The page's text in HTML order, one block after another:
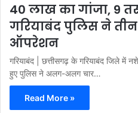
40 लाख का गांजा, 9
गरियाबंद पुलिस ने
ऑपरेशन
गरियाबंद | छत्तीसगढ़ के गरियाबंद जिले में
हुए पुलिस ने अलग-अलग चार…
Read More »